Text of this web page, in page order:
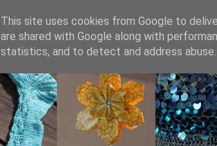
This site uses cookies from Google to
are shared with Google along with
statistics, and to detect and address abuse.